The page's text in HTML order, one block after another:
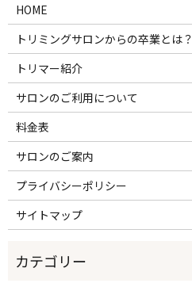
HOME
トリミングサロンからの卒業とは？
トリマー紹介
サロンのご利用について
料金表
サロンのご案内
プライバシーポリシー
サイトマップ